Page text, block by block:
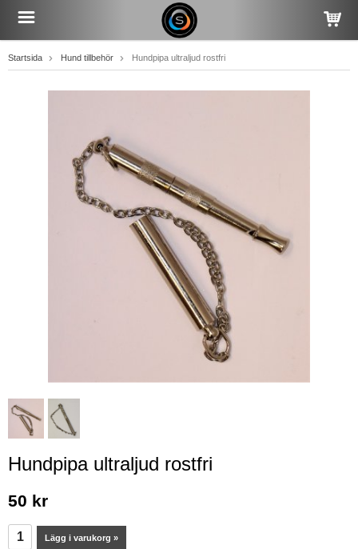
Startsida Hund tillbehör Hundpipa ultraljud rostfri
Hundpipa ultraljud rostfri
50 kr
Lägg i varukorg »